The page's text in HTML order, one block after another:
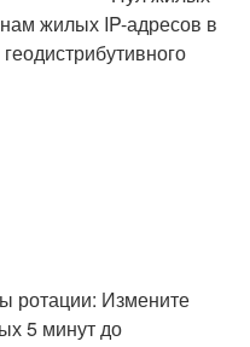
жилых IP-адресов в
ротации: Измените
5 минут до